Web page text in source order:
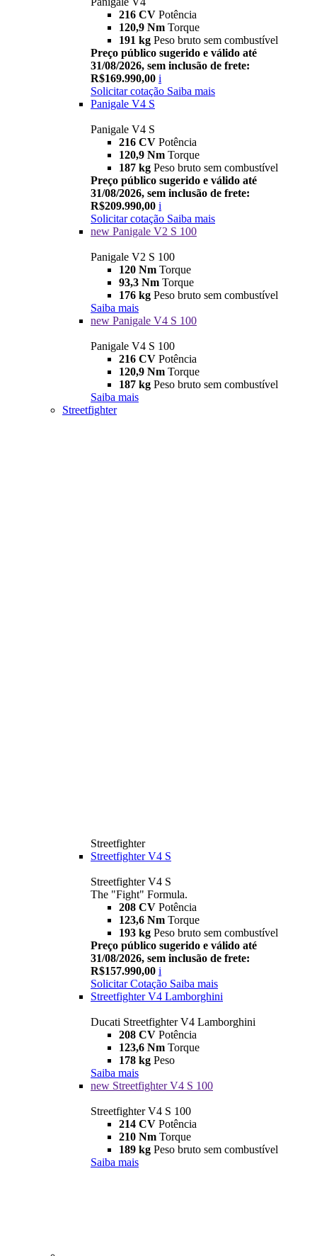
216 CV Potência
120,9 Nm Torque
191 kg Peso bruto sem combustível
Preço público sugerido e válido até
31/08/2026, sem inclusão de frete:
R$169.990,00 i
Solicitar cotação Saiba mais
Panigale V4 S
Panigale V4 S
216 CV Potência
120,9 Nm Torque
187 kg Peso bruto sem combustível
Preço público sugerido e válido até
31/08/2026, sem inclusão de frete:
R$209.990,00 i
Solicitar cotação Saiba mais
new Panigale V2 S 100
Panigale V2 S 100
120 Nm Torque
93,3 Nm Torque
176 kg Peso bruto sem combustível
Saiba mais
new Panigale V4 S 100
Panigale V4 S 100
216 CV Potência
120,9 Nm Torque
187 kg Peso bruto sem combustível
Saiba mais
Streetfighter
Streetfighter
Streetfighter V4 S
Streetfighter V4 S
The "Fight" Formula.
208 CV Potência
123,6 Nm Torque
193 kg Peso bruto sem combustível
Preço público sugerido e válido até
31/08/2026, sem inclusão de frete:
R$157.990,00 i
Solicitar Cotação Saiba mais
Streetfighter V4 Lamborghini
Ducati Streetfighter V4 Lamborghini
208 CV Potência
123,6 Nm Torque
178 kg Peso
Saiba mais
new Streetfighter V4 S 100
Streetfighter V4 S 100
214 CV Potência
210 Nm Torque
189 kg Peso bruto sem combustível
Saiba mais